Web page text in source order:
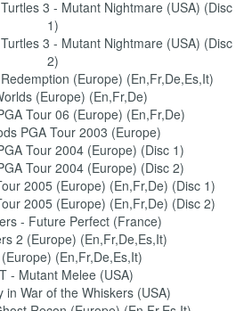
3 - Mutant Nightmare (USA) (Disc
1)
3 - Mutant Nightmare (USA) (Disc
2)
(Europe) (En,Fr,De,Es,It)
(Europe) (En,Fr,De)
Tour 06 (Europe) (En,Fr,De)
PGA Tour 2003 (Europe)
Tour 2004 (Europe) (Disc 1)
Tour 2004 (Europe) (Disc 2)
2005 (Europe) (En,Fr,De) (Disc 1)
2005 (Europe) (En,Fr,De) (Disc 2)
- Future Perfect (France)
2 (Europe) (En,Fr,De,Es,It)
(En,Fr,De,Es,It)
- Mutant Melee (USA)
in War of the Whiskers (USA)